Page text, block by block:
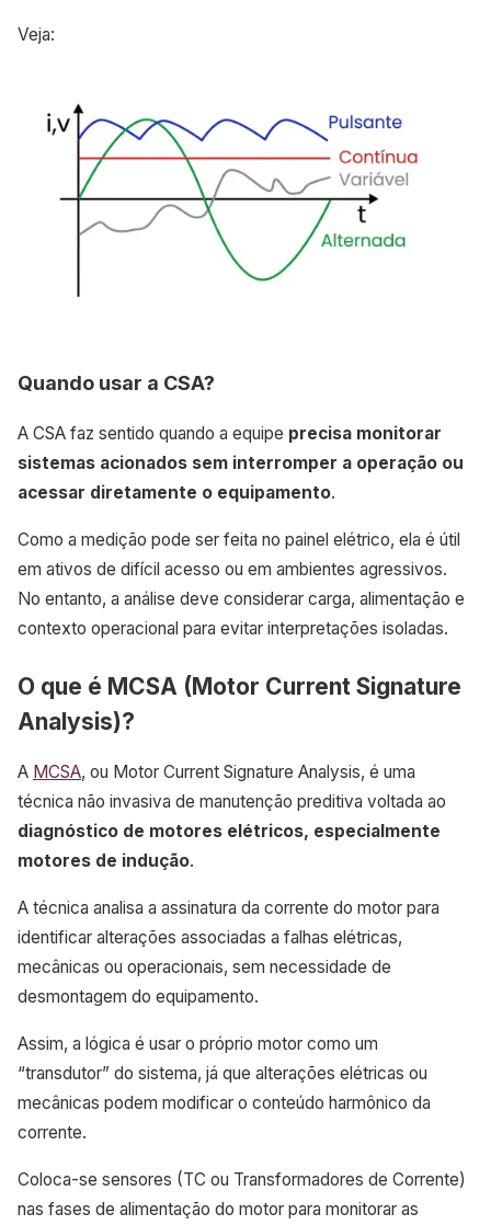
Veja:
Quando usar a CSA?
A CSA faz sentido quando a equipe precisa monitorar
sistemas acionados sem interromper a operação ou
acessar diretamente o equipamento.
Como a medição pode ser feita no painel elétrico, ela é útil
em ativos de difícil acesso ou em ambientes agressivos.
No entanto, a análise deve considerar carga, alimentação e
contexto operacional para evitar interpretações isoladas.
O que é MCSA (Motor Current Signature
Analysis)?
A MCSA, ou Motor Current Signature Analysis, é uma
técnica não invasiva de manutenção preditiva voltada ao
diagnóstico de motores elétricos, especialmente
motores de indução.
A técnica analisa a assinatura da corrente do motor para
identificar alterações associadas a falhas elétricas,
mecânicas ou operacionais, sem necessidade de
desmontagem do equipamento.
Assim, a lógica é usar o próprio motor como um
“transdutor” do sistema, já que alterações elétricas ou
mecânicas podem modificar o conteúdo harmônico da
corrente.
Coloca-se sensores (TC ou Transformadores de Corrente)
nas fases de alimentação do motor para monitorar as